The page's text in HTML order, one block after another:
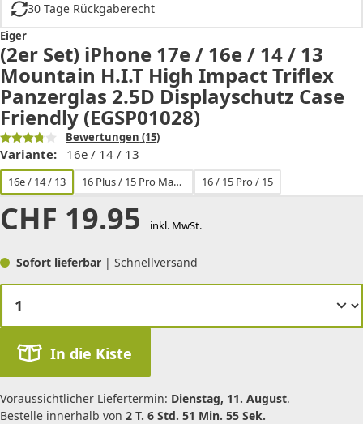
30 Tage Rückgaberecht
Eiger
(2er Set) iPhone 17e / 16e / 14 / 13
Mountain H.I.T High Impact Triflex
Panzerglas 2.5D Displayschutz Case
Friendly (EGSP01028)
Bewertungen (15)
Variante: 16e / 14 / 13
16e / 14 / 13 16 Plus / 15 Pro Max / 15 Plus 16 / 15 Pro / 15
CHF 19.95 inkl. MwSt.
Sofort lieferbar | Schnellversand
In die Kiste
Voraussichtlicher Liefertermin: Dienstag, 11. August.
Bestelle innerhalb von 2 T. 6 Std. 51 Min. 55 Sek.